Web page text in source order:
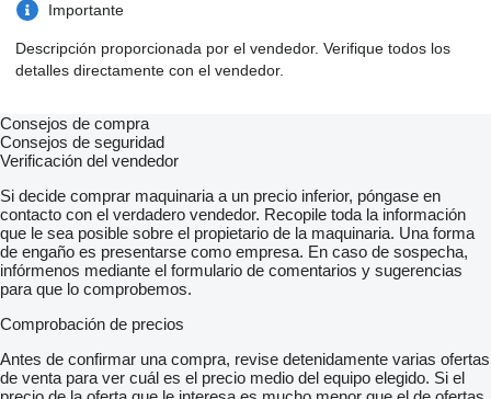
Importante
Descripción proporcionada por el vendedor. Verifique todos los
detalles directamente con el vendedor.
Consejos de compra
Consejos de seguridad
Verificación del vendedor
Si decide comprar maquinaria a un precio inferior, póngase en
contacto con el verdadero vendedor. Recopile toda la información
que le sea posible sobre el propietario de la maquinaria. Una forma
de engaño es presentarse como empresa. En caso de sospecha,
infórmenos mediante el formulario de comentarios y sugerencias
para que lo comprobemos.
Comprobación de precios
Antes de confirmar una compra, revise detenidamente varias ofertas
de venta para ver cuál es el precio medio del equipo elegido. Si el